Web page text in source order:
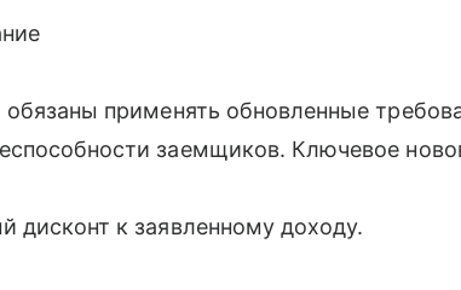
применять обновленные
заемщиков. Ключевое
дисконт к заявленному доходу.